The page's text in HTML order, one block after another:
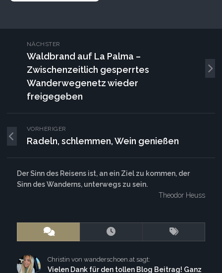
NÄCHSTER
Waldbrand auf La Palma –
Zwischenzeitlich gesperrtes
Wanderwegenetz wieder
freigegeben
VORHERIGER
Radeln, schlemmen, Wein genießen
Der Sinn des Reisens ist, an ein Ziel zu kommen, der
Sinn des Wanderns, unterwegs zu sein.
Theodor Heuss
Christin von wanderschoen.at sagt:
Vielen Dank für den tollen Blog Beitrag! Ganz